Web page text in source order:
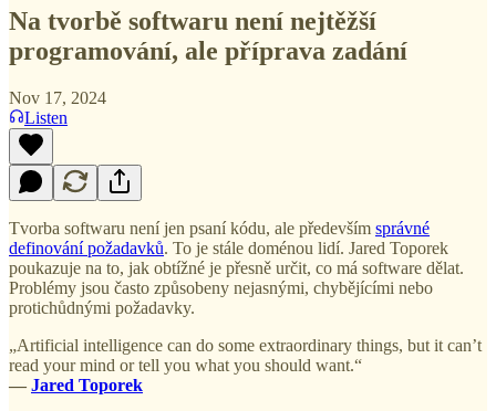
Na tvorbě softwaru není nejtěžší
programování, ale příprava zadání
Nov 17, 2024
Listen
Tvorba softwaru není jen psaní kódu, ale především správné
definování požadavků. To je stále doménou lidí. Jared Toporek
poukazuje na to, jak obtížné je přesně určit, co má software dělat.
Problémy jsou často způsobeny nejasnými, chybějícími nebo
protichůdnými požadavky.
„Artificial intelligence can do some extraordinary things, but it can’t
read your mind or tell you what you should want.“
— Jared Toporek